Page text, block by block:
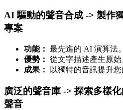
AI 驅動的聲音合成 -> 製作
專案
功能： 最先進的 AI 演算法。
優勢： 從文字描述產生原始
成果：
以獨特的音訊提升
廣泛的聲音庫 -> 探索多樣
聲音